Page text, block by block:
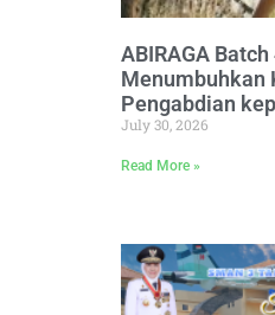
ABIRAGA
Menumbuhkan
Pengabdian
July 30, 2026
Read More »